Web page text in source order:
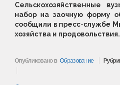
Сельскохозяйственные
набор на заочную форму
сообщили в пресс-службе
хозяйства и продовольствия.
Опубликовано в Образование